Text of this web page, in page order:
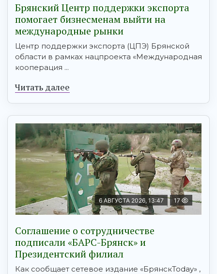
Брянский Центр поддержки экспорта
помогает бизнесменам выйти на
международные рынки
Центр поддержки экспорта (ЦПЭ) Брянской
области в рамках нацпроекта «Международная
кооперация ...
Читать далее
6 АВГУСТА 2026, 13:47 17
Соглашение о сотрудничестве
подписали «БАРС-Брянск» и
Президентский филиал
Как сообщает сетевое издание «БрянскToday» ,